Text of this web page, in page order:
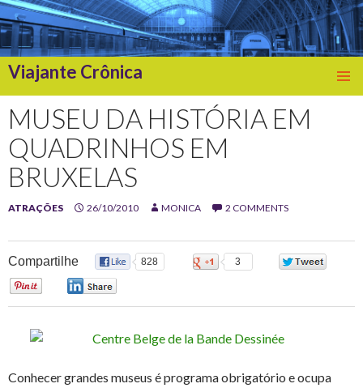
Viajante Crônica
TO
CONTENT
MUSEU DA HISTÓRIA EM
QUADRINHOS EM
BRUXELAS
ATRAÇÕES 26/10/2010 MONICA 2 COMMENTS
Compartilhe 828 3
Conhecer grandes museus é programa obrigatório e ocupa